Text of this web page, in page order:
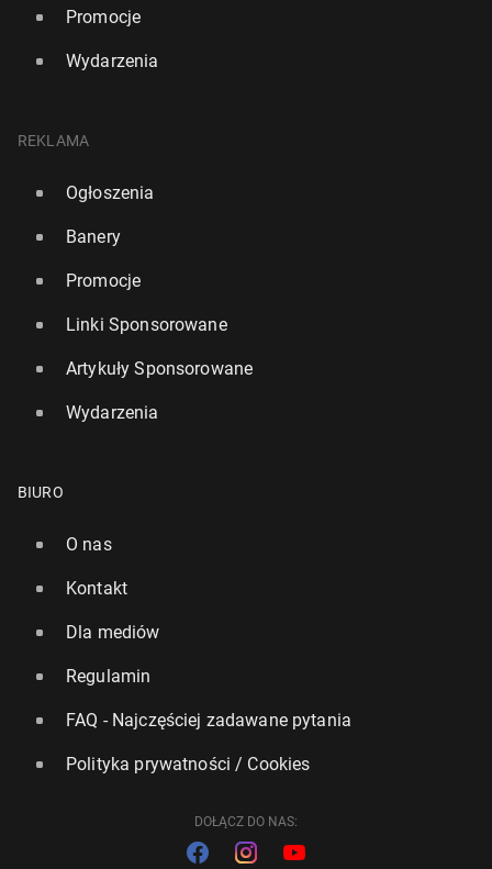
Promocje
Wydarzenia
REKLAMA
Ogłoszenia
Banery
Promocje
Linki Sponsorowane
Artykuły Sponsorowane
Wydarzenia
BIURO
O nas
Kontakt
Dla mediów
Regulamin
FAQ - Najczęściej zadawane pytania
Polityka prywatności / Cookies
DOŁĄCZ DO NAS: